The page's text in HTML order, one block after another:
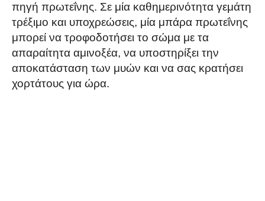
πηγή πρωτεΐνης. Σε μία καθημερινότητα γεμάτη
τρέξιμο και υποχρεώσεις, μία μπάρα πρωτεΐνης
μπορεί να τροφοδοτήσει το σώμα με τα
απαραίτητα αμινοξέα, να υποστηρίξει την
αποκατάσταση των μυών και να σας κρατήσει
χορτάτους για ώρα.